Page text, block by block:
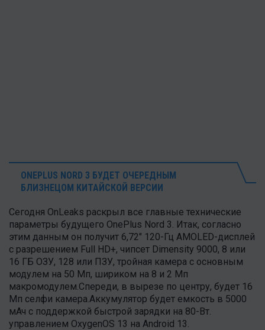
ONEPLUS NORD 3 БУДЕТ ОЧЕРЕДНЫМ
БЛИЗНЕЦОМ КИТАЙСКОЙ ВЕРСИИ
Сегодня OnLeaks раскрыл все главные технические
параметры будущего OnePlus Nord 3. Итак, согласно
этим данным он получит 6,72" 120-Гц AMOLED-дисплей
с разрешением Full HD+, чипсет Dimensity 9000, 8 или
16 ГБ ОЗУ, 128 или ПЗУ, тройная камера с основным
модулем на 50 Мп, шириком на 8 и 2 Мп
макромодулем.Спереди, в вырезе по центру, будет 16
Мп селфи камера.Аккумулятор будет емкость в 5000
мАч с поддержкой быстрой зарядки на 80-Вт.
управлением OxygenOS 13 на Android 13.